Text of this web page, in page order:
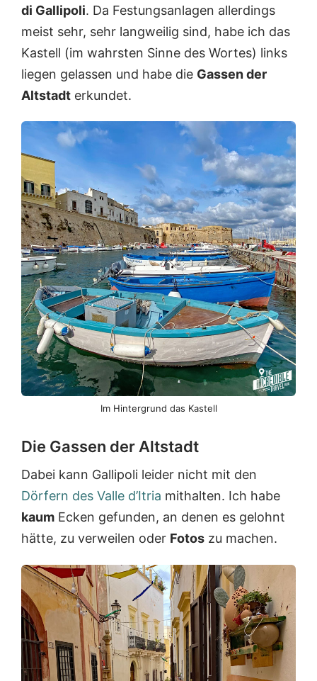
di Gallipoli. Da Festungsanlagen allerdings
meist sehr, sehr langweilig sind, habe ich das
Kastell (im wahrsten Sinne des Wortes) links
liegen gelassen und habe die Gassen der
Altstadt erkundet.
Im Hintergrund das Kastell
Die Gassen der Altstadt
Dabei kann Gallipoli leider nicht mit den
Dörfern des Valle d’Itria mithalten. Ich habe
kaum Ecken gefunden, an denen es gelohnt
hätte, zu verweilen oder Fotos zu machen.